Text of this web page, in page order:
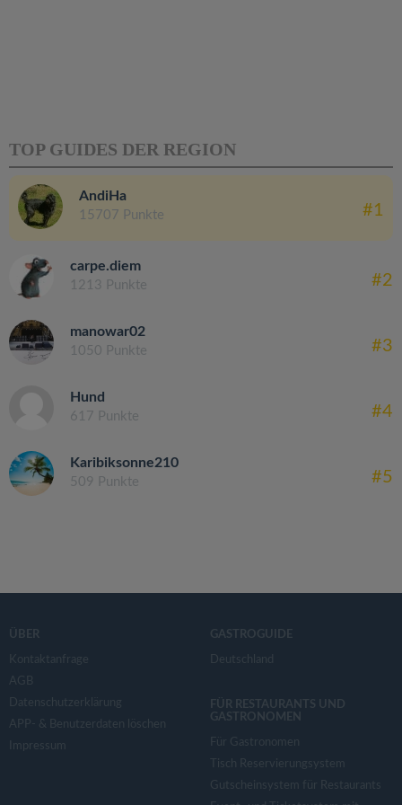
TOP GUIDES DER REGION
AndiHa
15707 Punkte #1
carpe.diem
1213 Punkte #2
manowar02
1050 Punkte #3
Hund
617 Punkte #4
Karibiksonne210
509 Punkte #5
ÜBER
Kontaktanfrage
AGB
Datenschutzerklärung
APP- & Benutzerdaten löschen
Impressum
GASTROGUIDE
Deutschland
FÜR RESTAURANTS UND
GASTRONOMEN
Für Gastronomen
Tisch Reservierungsystem
Gutscheinsystem für Restaurants